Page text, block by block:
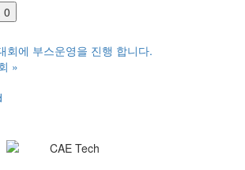
0
회에 부스운영을 진행 합니다.
»